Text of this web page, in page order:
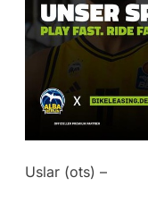
Uslar (ots) –